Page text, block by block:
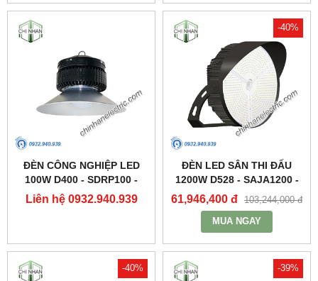
ĐÈN CÔNG NGHIỆP LED
100W D400 - SDRP100 -
DUHAL
Liên hệ 0932.940.939
-40%
ĐÈN LED SÂN THI ĐẤU
1200W D528 - SAJA1200 -
DUHAL
61,946,400 đ 103,244,000 đ
MUA NGAY
-40% -39%